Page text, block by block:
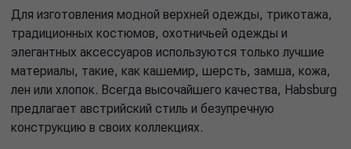
Для изготовления модной верхней одежды, трикотажа,
традиционных костюмов, охотничьей одежды и
элегантных аксессуаров используются только лучшие
материалы, такие, как кашемир, шерсть, замша, кожа,
лен или хлопок. Всегда высочайшего качества, Habsburg
предлагает австрийский стиль и безупречную
конструкцию в своих коллекциях.